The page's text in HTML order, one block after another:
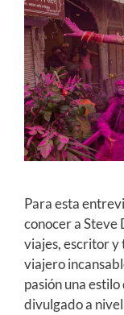
Para esta
conocer a
viajes, escritor y
viajero
pasión una
divulgado a